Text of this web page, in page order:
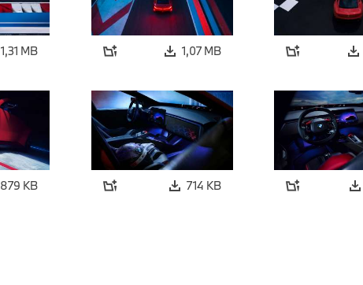
1,31 MB 1,07 MB
879 KB 714 KB